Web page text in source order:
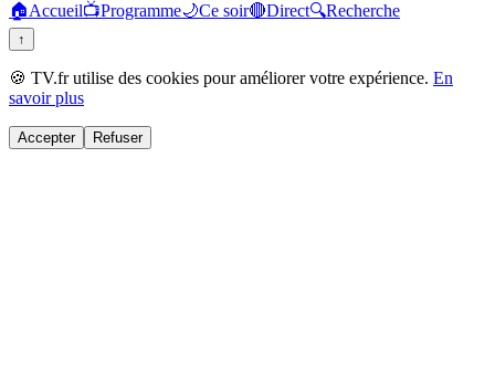
🏠Accueil📺Programme🌙Ce soir🔴Direct🔍Recherche
↑
🍪 TV.fr utilise des cookies pour améliorer votre expérience. En
savoir plus
Accepter Refuser